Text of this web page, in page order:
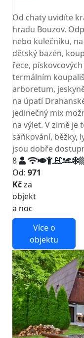
Od chaty uvidíte
hradu Bouzov.
nebo kulečníku,
dětský bazén,
řece,
termálním
arboretum,
na úpatí
jedinečný mix
na výlet. V zimě je
sáňkování, běžky,
jsou dobře
8
Od: 971
Kčza
objekt
a noc
Více o
objektu